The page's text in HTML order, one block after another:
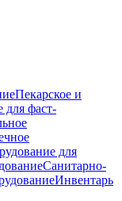
Пекарское и
для фаст-
для
Санитарно-
Инвентарь